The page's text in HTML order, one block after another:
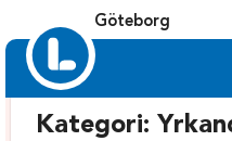
Göteborg
Kategori: